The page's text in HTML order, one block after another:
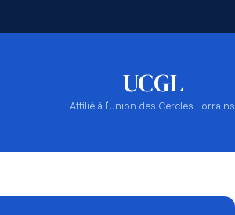
UCGL
Affilié à l'Union des Cercles Lorrains